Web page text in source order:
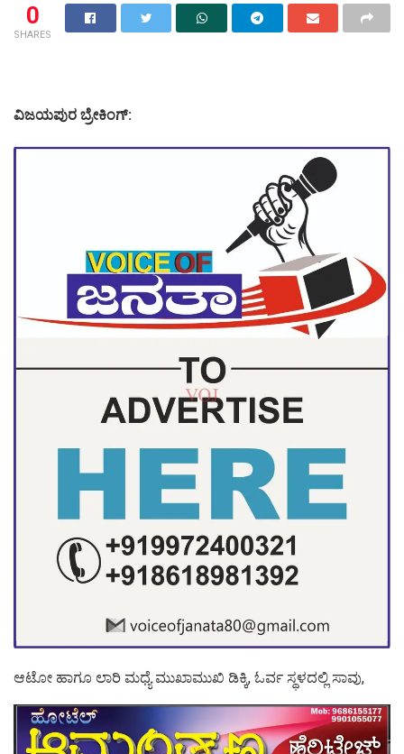
0
SHARES
ವಿಜಯಪುರ ಬ್ರೇಕಿಂಗ್:
ಆಟೋ ಹಾಗೂ ಲಾರಿ ಮಧ್ಯೆ ಮುಖಾಮುಖಿ ಡಿಕ್ಕಿ, ಓರ್ವ ಸ್ಥಳದಲ್ಲಿ ಸಾವು,